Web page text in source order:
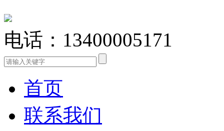
电话：13400005171
首页
联系我们